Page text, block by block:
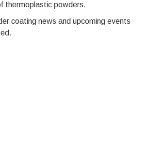
thermoplastic powders.
coating news and upcoming events